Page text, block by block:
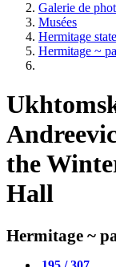
Galerie de
Musées
Hermitage
Hermitage ~
the
Hall
Hermitage ~